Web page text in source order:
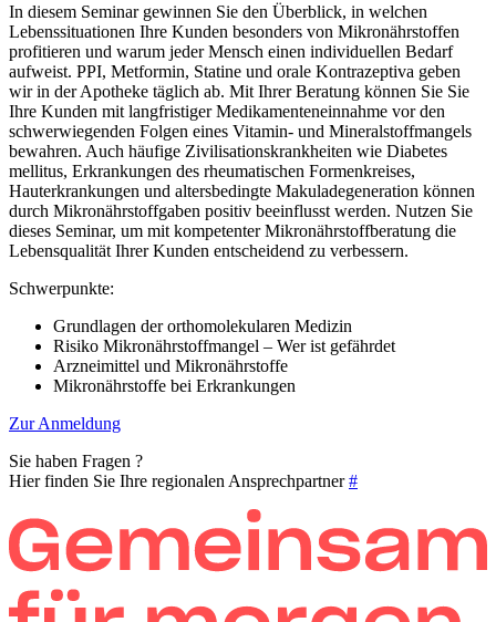
In diesem Seminar gewinnen Sie den Überblick, in welchen
Lebenssituationen Ihre Kunden besonders von Mikronährstoffen
profitieren und warum jeder Mensch einen individuellen Bedarf
aufweist. PPI, Metformin, Statine und orale Kontrazeptiva geben
wir in der Apotheke täglich ab. Mit Ihrer Beratung können Sie Sie
Ihre Kunden mit langfristiger Medikamenteneinnahme vor den
schwerwiegenden Folgen eines Vitamin- und Mineralstoffmangels
bewahren. Auch häufige Zivilisationskrankheiten wie Diabetes
mellitus, Erkrankungen des rheumatischen Formenkreises,
Hauterkrankungen und altersbedingte Makuladegeneration können
durch Mikronährstoffgaben positiv beeinflusst werden. Nutzen Sie
dieses Seminar, um mit kompetenter Mikronährstoffberatung die
Lebensqualität Ihrer Kunden entscheidend zu verbessern.
Schwerpunkte:
Grundlagen der orthomolekularen Medizin
Risiko Mikronährstoffmangel – Wer ist gefährdet
Arzneimittel und Mikronährstoffe
Mikronährstoffe bei Erkrankungen
Zur Anmeldung
Sie haben Fragen ?
Hier finden Sie Ihre regionalen Ansprechpartner#